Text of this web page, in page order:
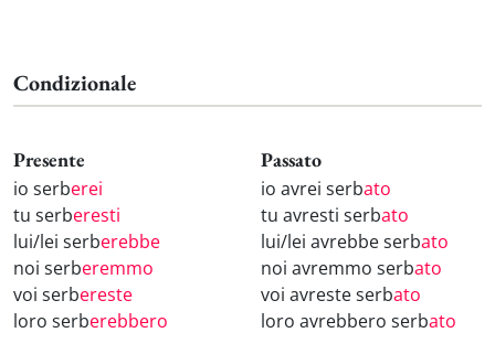
Condizionale
Presente
io serberei
tu serberesti
lui/lei serberebbe
noi serberemmo
voi serbereste
loro serberebbero
Passato
io avrei serbato
tu avresti serbato
lui/lei avrebbe serbato
noi avremmo serbato
voi avreste serbato
loro avrebbero serbato